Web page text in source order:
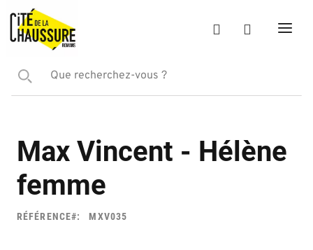
Max Vincent - Hélène
femme
RÉFÉRENCE MXV035